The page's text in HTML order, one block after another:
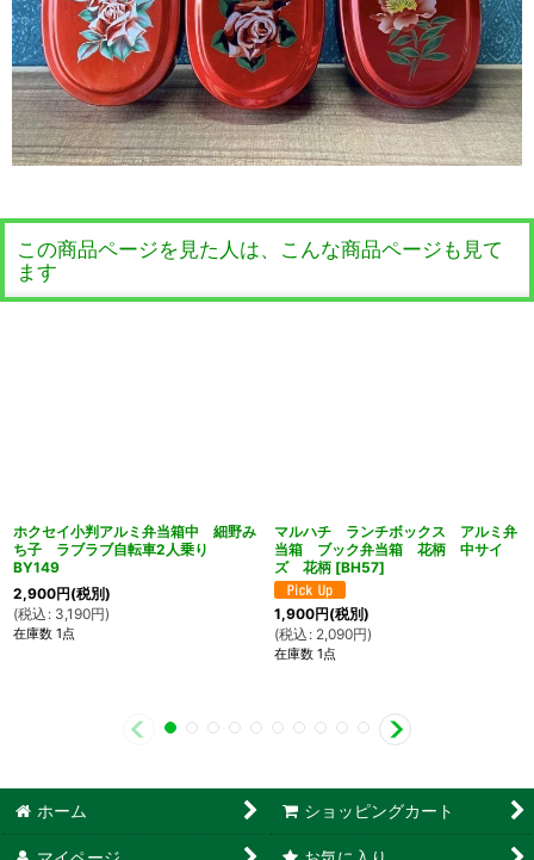
この商品ページを見た人は、こんな商品ページも見て
ます
ホクセイ小判アルミ弁当箱中 細野み
ち子 ラブラブ自転車2人乗り
BY149
2,900円(税別)
(税込 : 3,190円)
在庫数 1点
マルハチ ランチボックス アルミ弁
当箱 ブック弁当箱 花柄 中サイ
ズ 花柄 [BH57]
1,900円(税別)
(税込 : 2,090円)
在庫数 1点
ホーム ショッピングカート